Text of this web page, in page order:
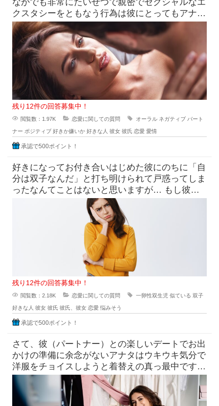
なかでも非常にたいせつで親密でセクシャルなエ
クスタシーをともなう行為は彼にとってもアナタ
にとっても、相手への愛情を表
残り12件の回答募集中！
閲覧数：1.97K 恋愛に関しての質問 オーラル ネガティブ パート
ナー ポジティブ 好きか嫌いか 好きな人 彼女 彼氏 恋愛 愛情
承認で500ポイント！
好きになってお付き合いはじめた彼にのちに「自
分は双子なんだ」と打ち明けられて戸惑ってしま
ったなんてことはないと思いますが… もし彼が
一卵性双生児であらゆる面で
残り12件の回答募集中！
閲覧数：2.18K 恋愛に関しての質問 一卵性双生児 似ている 双子
好きな人 彼女 彼氏 彼氏、彼女 恋愛 悩みそう
承認で500ポイント！
さて、彼（パートナー）との楽しいデートでお出
かけの準備に余念がないアナタはウキウキ気分で
洋服をチョイスしようと着替えの真っ最中です！
そこへ素っ裸にちかい状態でい